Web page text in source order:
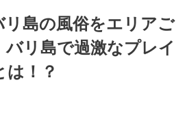
リ島の風俗をエリアご
バリ島で過激なプレイ
は！？